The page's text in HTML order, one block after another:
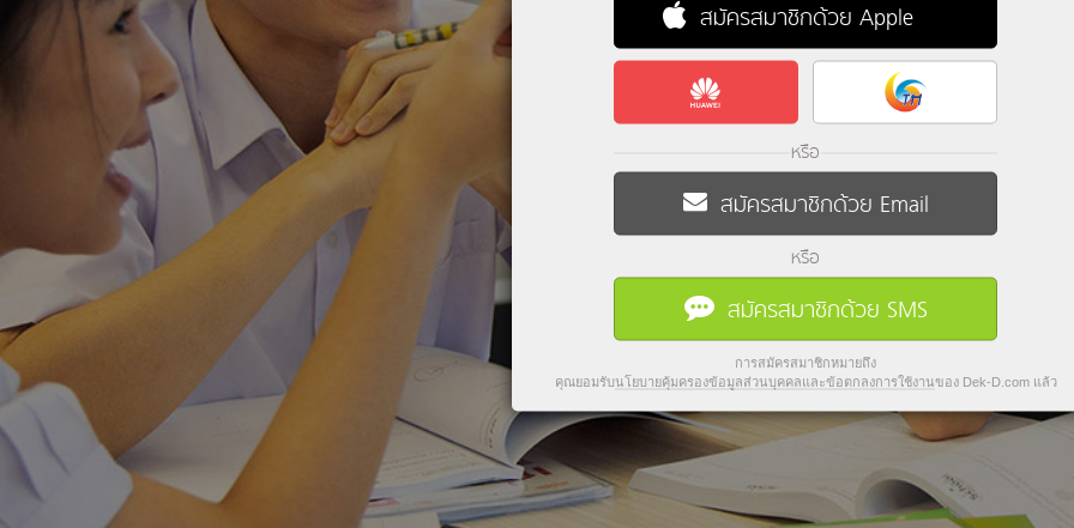
สมัครสมาชิกด้วย Apple
หรือ
สมัครสมาชิกด้วย Email
หรือ
สมัครสมาชิกด้วย SMS
การสมัครสมาชิกหมายถึง
คุณยอมรับนโยบายคุ้มครองข้อมูลส่วนบุคคลและข้อตกลงการใช้งานของ Dek-D.com แล้ว